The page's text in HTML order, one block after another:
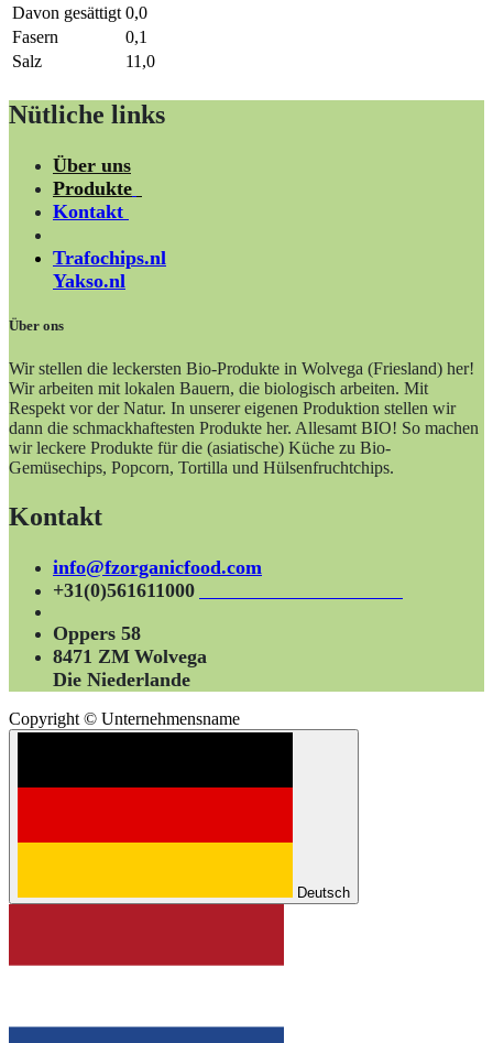
Davon gesättigt 0,0
Fasern
0,1
Salz
11,0
Nütliche links
Über uns
Produkte
Kontakt
Trafochips.nl
Yakso.nl
Über ons
Wir stellen die leckersten Bio-Produkte in Wolvega (Friesland) her!
Wir arbeiten mit lokalen Bauern, die biologisch arbeiten. Mit
Respekt vor der Natur. In unserer eigenen Produktion stellen wir
dann die schmackhaftesten Produkte her. Allesamt BIO! So machen
wir leckere Produkte für die (asiatische) Küche zu Bio-
Gemüsechips, Popcorn, Tortilla und Hülsenfruchtchips.
Kontakt
info@fzorganicfood.com
+31(0)561611000
Oppers 58
8471 ZM Wolvega
Die Niederlande
Copyright © Unternehmensname
Deutsch